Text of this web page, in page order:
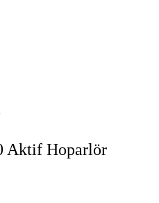
Aktif Hoparlör